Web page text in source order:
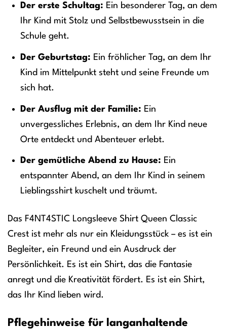
Der erste Schultag: Ein besonderer Tag, an dem
Ihr Kind mit Stolz und Selbstbewusstsein in die
Schule geht.
Der Geburtstag: Ein fröhlicher Tag, an dem Ihr
Kind im Mittelpunkt steht und seine Freunde um
sich hat.
Der Ausflug mit der Familie: Ein
unvergessliches Erlebnis, an dem Ihr Kind neue
Orte entdeckt und Abenteuer erlebt.
Der gemütliche Abend zu Hause: Ein
entspannter Abend, an dem Ihr Kind in seinem
Lieblingsshirt kuschelt und träumt.
Das F4NT4STIC Longsleeve Shirt Queen Classic
Crest ist mehr als nur ein Kleidungsstück – es ist ein
Begleiter, ein Freund und ein Ausdruck der
Persönlichkeit. Es ist ein Shirt, das die Fantasie
anregt und die Kreativität fördert. Es ist ein Shirt,
das Ihr Kind lieben wird.
Pflegehinweise für langanhaltende